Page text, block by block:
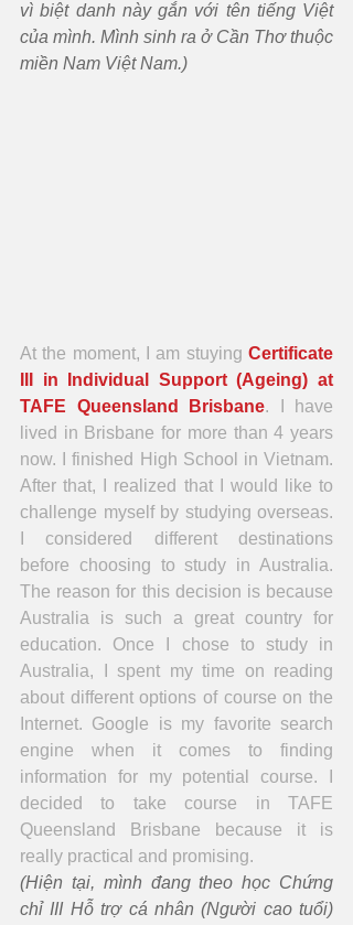
vì biệt danh này gắn với tên tiếng Việt
của mình. Mình sinh ra ở Cần Thơ thuộc
miền Nam Việt Nam.)
At the moment, I am stuying Certificate
III in Individual Support (Ageing) at
TAFE Queensland Brisbane. I have
lived in Brisbane for more than 4 years
now. I finished High School in Vietnam.
After that, I realized that I would like to
challenge myself by studying overseas.
I considered different destinations
before choosing to study in Australia.
The reason for this decision is because
Australia is such a great country for
education. Once I chose to study in
Australia, I spent my time on reading
about different options of course on the
Internet. Google is my favorite search
engine when it comes to finding
information for my potential course. I
decided to take course in TAFE
Queensland Brisbane because it is
really practical and promising.
(Hiện tại, mình đang theo học Chứng
chỉ III Hỗ trợ cá nhân (Người cao tuổi)